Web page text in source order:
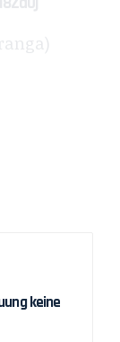
keine